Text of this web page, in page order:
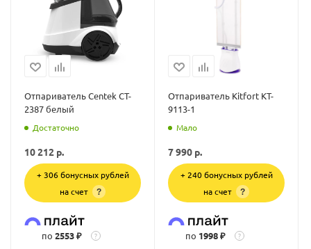
Отпариватель Centek CT-
2387 белый
Достаточно
10 212 р.
+ 306 бонусных рублей
на счет
?
по 2553 ₽ ?
Отпариватель Kitfort KT-
9113-1
Мало
7 990 р.
+ 240 бонусных рублей
на счет
?
по 1998 ₽ ?